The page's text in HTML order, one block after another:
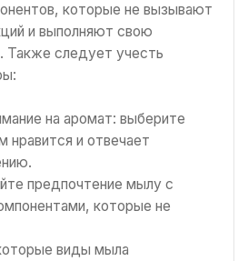
которые не вызывают
и выполняют свою
следует учесть
на аромат: выберите
нравится и отвечает
предпочтение мылу с
которые не
виды мыла